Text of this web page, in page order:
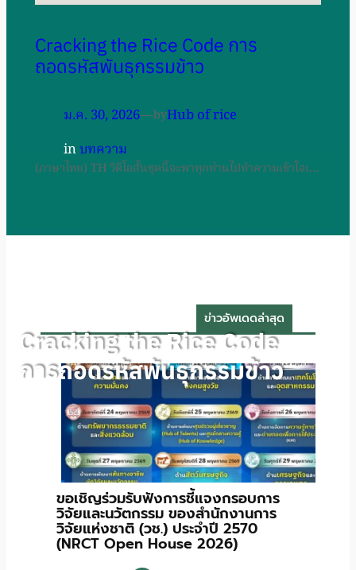
Cracking the Rice Code
การถอดรหัสพันธุกรรมข้าว
Cracking the Rice Code การ
ถอดรหัสพันธุกรรมข้าว
ม.ค. 30, 2026—byHub of rice
inบทความ
(ภาษาไทย) TH วิดีโอสั้นชุดนี้จะพาทุกท่านไปทำความเข้าใจเ…
ข่าวอัพเดดล่าสุด
ขอเชิญร่วมรับฟังการชี้แจงกรอบการ
วิจัยและนวัตกรรม ของสำนักงานการ
วิจัยแห่งชาติ (วช.) ประจําปี 2570
(NRCT Open House 2026)